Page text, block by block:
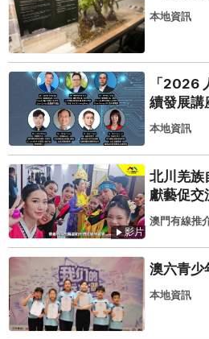
本地資訊
「2026
續發展講
本地資訊
影片
北川羌族
獻藝促交
澳門有線推
澳六青少
本地資訊